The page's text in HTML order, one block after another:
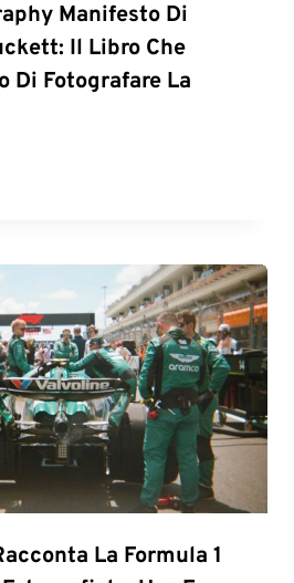
Manifesto Di
Il Libro Che
Di Fotografare La
La Formula 1